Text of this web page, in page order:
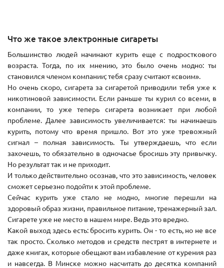
Что же такое электронные сигареты
Большинство людей начинают курить еще с подросткового
возраста. Тогда, по их мнению, это было очень модно: ты
становился членом компании; тебя сразу считают «своим».
Но очень скоро, сигарета за сигаретой приводили тебя уже к
никотиновой зависимости. Если раньше ты курил со всеми, в
компании, то уже теперь сигарета возникает при любой
проблеме. Далее зависимость увеличивается: ты начинаешь
курить, потому что время пришло. Вот это уже тревожный
сигнал – полная зависимость. Ты утверждаешь, что если
захочешь, то обязательно в одночасье бросишь эту привычку.
Но результат так и не приходит.
И только действительно осознав, что это зависимость, человек
сможет серьезно подойти к этой проблеме.
Сейчас курить уже стало не модно, многие перешли на
здоровый образ жизни, правильное питание, тренажерный зал.
Сигарете уже не место в нашем мире. Ведь это вредно.
Какой выход здесь есть: бросить курить. Он - то есть, но не все
так просто. Сколько методов и средств пестрят в интернете и
даже книгах, которые обещают вам избавление от курения раз
и навсегда. В Минске можно насчитать до десятка компаний